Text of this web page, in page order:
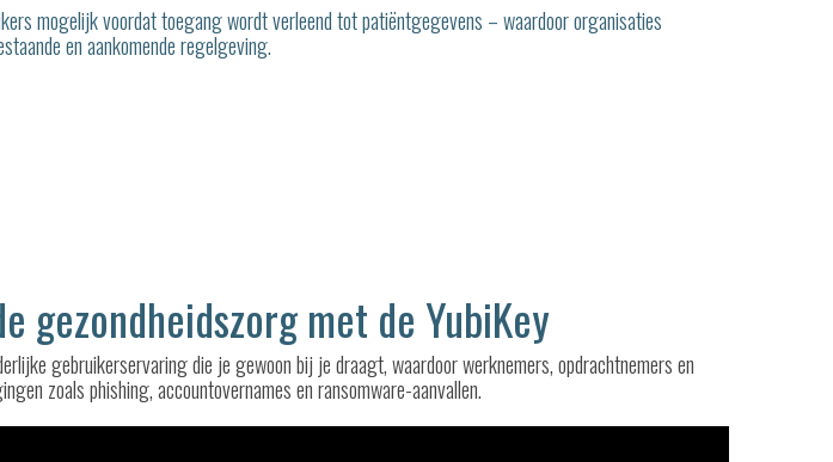
mogelijk voordat toegang wordt verleend tot patiëntgegevens – waardoor organisaties
en aankomende regelgeving.
gezondheidszorg met de YubiKey
gebruikerservaring die je gewoon bij je draagt, waardoor werknemers, opdrachtnemers en
zoals phishing, accountovernames en ransomware-aanvallen.